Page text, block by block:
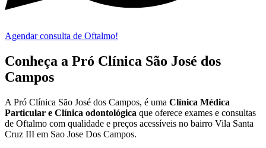
Agendar consulta de Oftalmo!
Conheça a Pró Clínica São José dos
Campos
A Pró Clínica São José dos Campos, é uma Clínica Médica
Particular e Clínica odontológica que oferece exames e consultas
de Oftalmo com qualidade e preços acessíveis no bairro Vila Santa
Cruz III em Sao Jose Dos Campos.